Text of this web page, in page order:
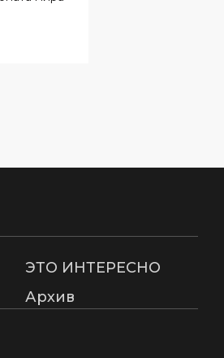
ЭТО ИНТЕРЕСНО
Архив